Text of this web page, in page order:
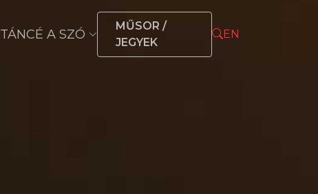
TÁNCÉ A SZÓ
MŰSOR /
JEGYEK
EN